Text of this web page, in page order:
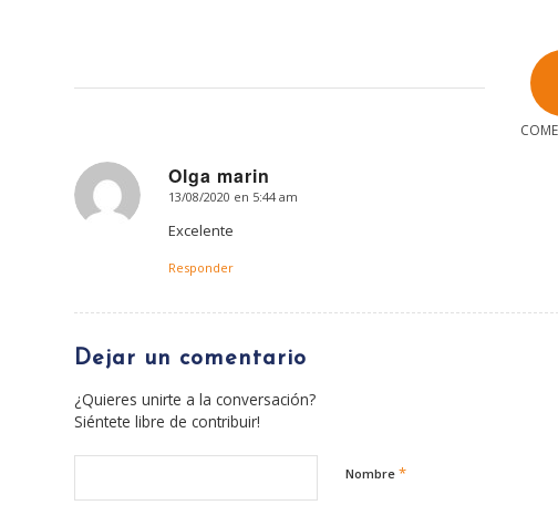
Olga marin
Dice:
13/08/2020 en 5:44 am
Excelente
Responder
Dejar un comentario
¿Quieres unirte a la conversación?
Siéntete libre de contribuir!
Nombre *